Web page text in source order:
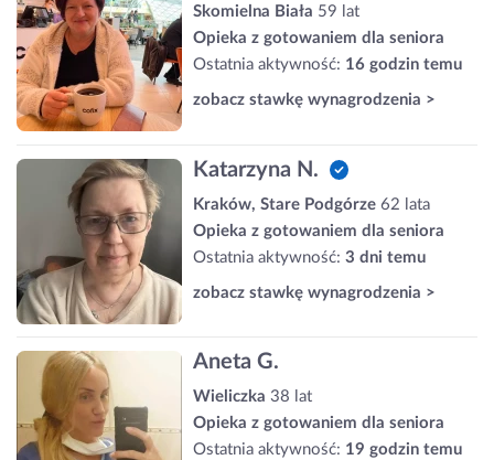
Skomielna Biała 59 lat
Opieka z gotowaniem dla seniora
Ostatnia aktywność: 16 godzin temu
zobacz stawkę wynagrodzenia >
Katarzyna N.
Kraków, Stare Podgórze 62 lata
Opieka z gotowaniem dla seniora
Ostatnia aktywność: 3 dni temu
zobacz stawkę wynagrodzenia >
Aneta G.
Wieliczka 38 lat
Opieka z gotowaniem dla seniora
Ostatnia aktywność: 19 godzin temu